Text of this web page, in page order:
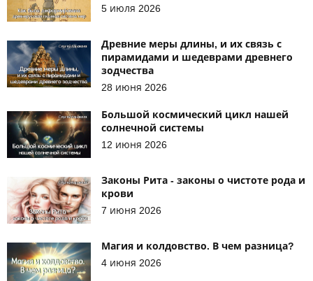
5 июля 2026
Древние меры длины, и их связь с
пирамидами и шедеврами древнего
зодчества
28 июня 2026
Большой космический цикл нашей
солнечной системы
12 июня 2026
Законы Рита - законы о чистоте рода и
крови
7 июня 2026
Магия и колдовство. В чем разница?
4 июня 2026